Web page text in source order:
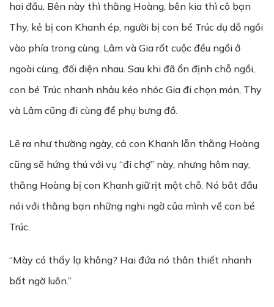
hai đầu. Bên này thì thằng Hoàng, bên kia thì cô bạn
Thy, kẻ bị con Khanh ép, người bị con bé Trúc dụ dỗ ngồi
vào phía trong cùng. Lâm và Gia rốt cuộc đều ngồi ở
ngoài cùng, đối diện nhau. Sau khi đã ổn định chỗ ngồi,
con bé Trúc nhanh nhảu kéo nhóc Gia đi chọn món, Thy
và Lâm cũng đi cùng để phụ bưng đồ.
Lẽ ra như thường ngày, cả con Khanh lẫn thằng Hoàng
cũng sẽ hứng thú với vụ “đi chợ” này, nhưng hôm nay,
thằng Hoàng bị con Khanh giữ rịt một chỗ. Nó bắt đầu
nói với thằng bạn những nghi ngờ của mình về con bé
Trúc.
“Mày có thấy lạ không? Hai đứa nó thân thiết nhanh
bất ngờ luôn.”